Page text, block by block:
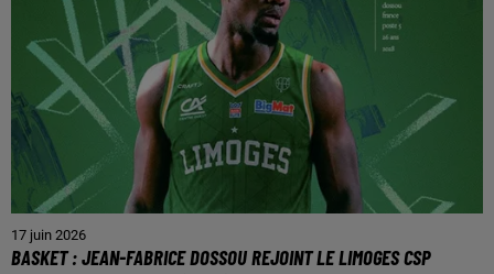
17 juin 2026
BASKET : JEAN-FABRICE DOSSOU REJOINT LE LIMOGES CSP